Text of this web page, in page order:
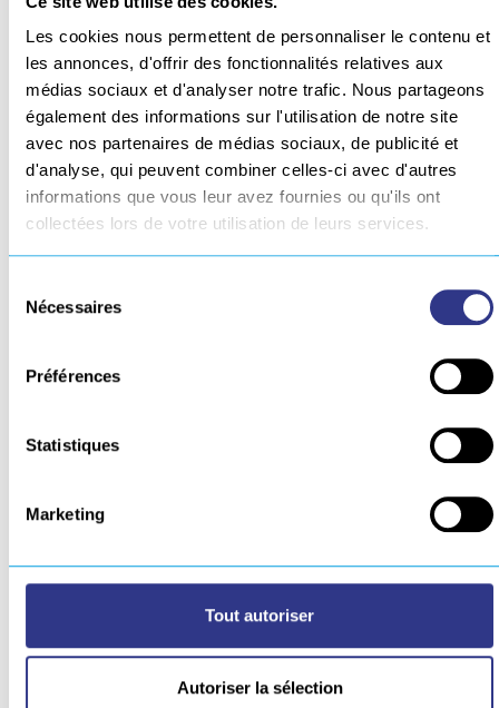
Les cookies nous permettent de personnaliser le contenu et
les annonces, d'offrir des fonctionnalités relatives aux
médias sociaux et d'analyser notre trafic. Nous partageons
également des informations sur l'utilisation de notre site
avec nos partenaires de médias sociaux, de publicité et
d'analyse, qui peuvent combiner celles-ci avec d'autres
informations que vous leur avez fournies ou qu'ils ont
collectées lors de votre utilisation de leurs services.
Nécessaires
Préférences
Statistiques
Marketing
Tout autoriser
Autoriser la sélection
Une présence
internationale
Rejoignez l’aventure